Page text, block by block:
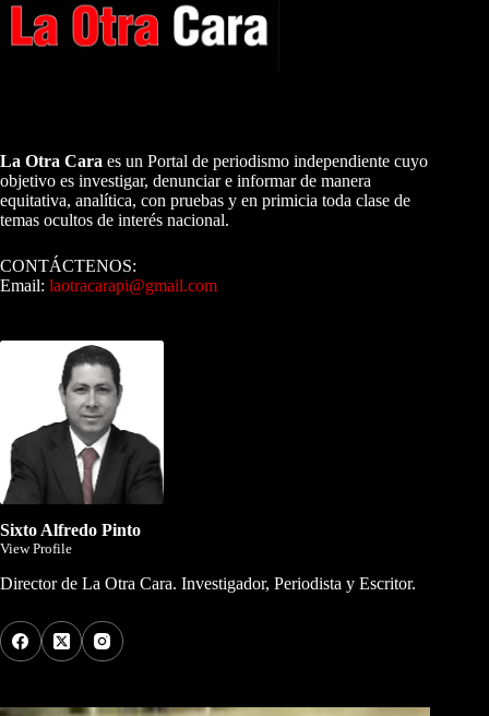
La Otra Cara es un Portal de periodismo independiente cuyo
objetivo es investigar, denunciar e informar de manera
equitativa, analítica, con pruebas y en primicia toda clase de
temas ocultos de interés nacional.
CONTÁCTENOS:
Email: laotracarapi@gmail.com
Sixto Alfredo Pinto
View Profile
Director de La Otra Cara. Investigador, Periodista y Escritor.